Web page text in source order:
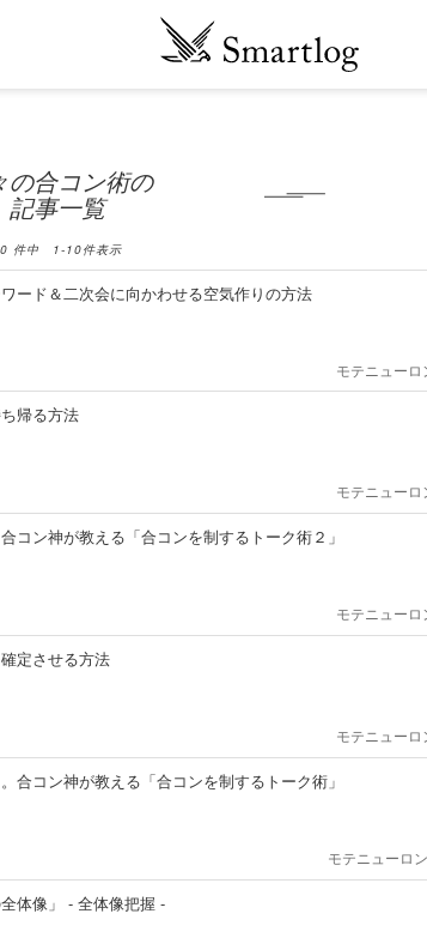
の合コン術の
記事一覧
件中 1-10件表示
ード＆二次会に向かわせる空気作りの方法
モテニューロ
帰る方法
モテニューロ
コン神が教える「合コンを制するトーク術２」
モテニューロ
定させる方法
モテニューロ
合コン神が教える「合コンを制するトーク術」
モテニューロン
体像」 - 全体像把握 -